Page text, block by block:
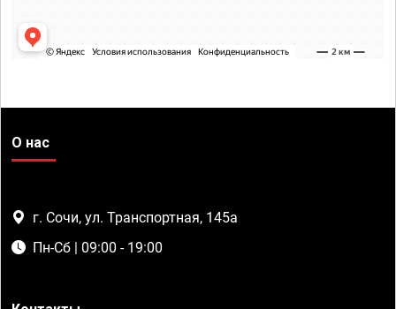
О нас
г. Сочи, ул. Транспортная, 145а
Пн-Сб | 09:00 - 19:00